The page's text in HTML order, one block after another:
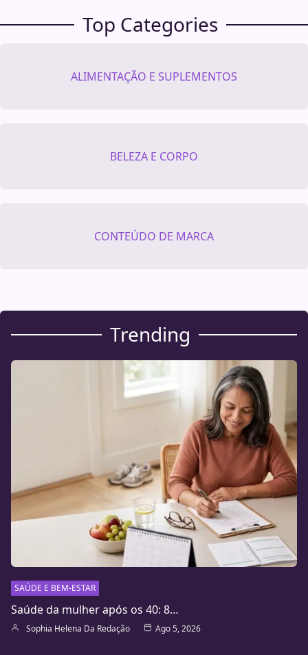
Top Categories
ALIMENTAÇÃO E SUPLEMENTOS
BELEZA E CORPO
CONTEÚDO DE MARCA
Trending
SAÚDE E BEM-ESTAR
Saúde da mulher após os 40: 8…
Sophia Helena Da Redação Ago 5, 2026